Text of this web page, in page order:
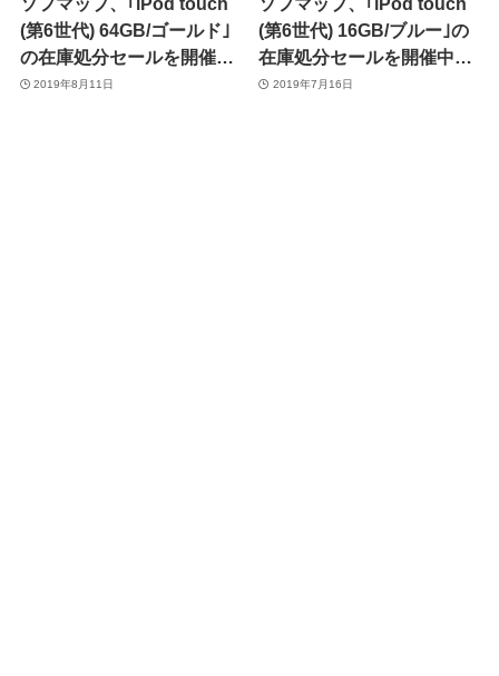
(第6世代) 64GB/ゴールド｣
の在庫処分セールを開催中
（8月19日まで）
2019年8月11日
(第6世代) 16GB/ブルー｣の
在庫処分セールを開催中
（本日23時まで）
2019年7月16日